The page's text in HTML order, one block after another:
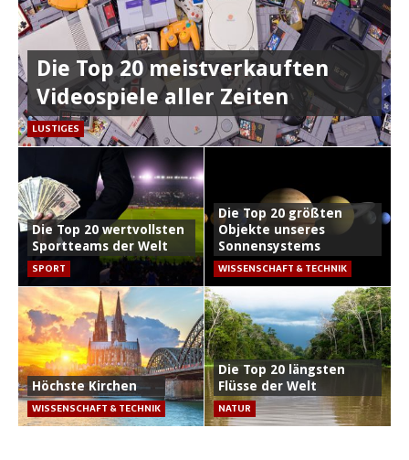
Die Top 20 meistverkauften
Videospiele aller Zeiten
LUSTIGES
Die Top 20 wertvollsten
Sportteams der Welt
SPORT
Die Top 20 größten
Objekte unseres
Sonnensystems
WISSENSCHAFT & TECHNIK
Höchste Kirchen
WISSENSCHAFT & TECHNIK
Die Top 20 längsten
Flüsse der Welt
NATUR